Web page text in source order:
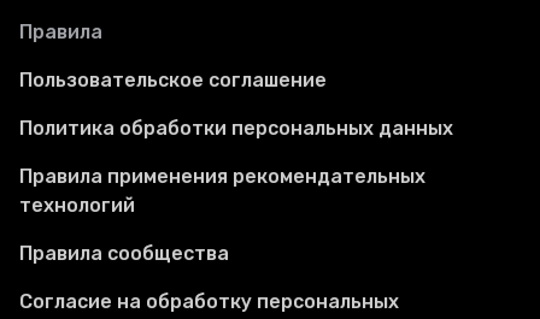
Правила
Пользовательское соглашение
Политика обработки персональных данных
Правила применения рекомендательных
технологий
Правила сообщества
Согласие на обработку персональных